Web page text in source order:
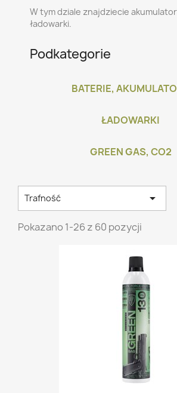
W tym dziale znajdziecie
ładowarki.
Podkategorie
BATERIE,
ŁADOWARKI
GREEN GAS, CO2
Trafność 
Pokazano 1-26 z 60 pozycji